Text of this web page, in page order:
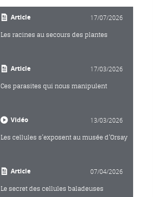
Article 17/07/2026
Les racines au secours des plantes
Article 17/03/2026
Ces parasites qui nous manipulent
Vidéo 13/03/2026
Les cellules s’exposent au musée d’Orsay
Article 07/04/2026
Le secret des cellules baladeuses